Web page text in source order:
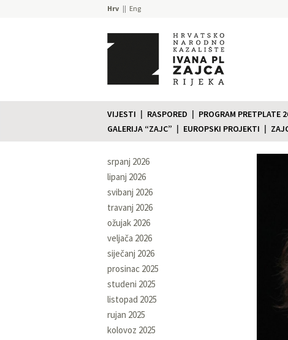
Hrv Eng
VIJESTI RASPORED PROGRAM PRETPLATE
GALERIJA “ZAJC”
EUROPSKI PROJEKTI
srpanj 2026
lipanj 2026
svibanj 2026
travanj 2026
ožujak 2026
veljača 2026
siječanj 2026
prosinac 2025
studeni 2025
listopad 2025
rujan 2025
kolovoz 2025